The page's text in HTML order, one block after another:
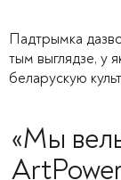
Падтрымка
тым выглядзе, у
беларускую
«Мы